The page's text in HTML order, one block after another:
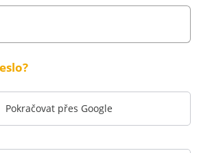
Pokračovat přes Google